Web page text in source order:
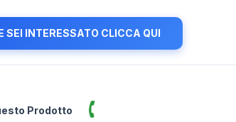
SEI INTERESSATO CLICCA QUI
Prodotto